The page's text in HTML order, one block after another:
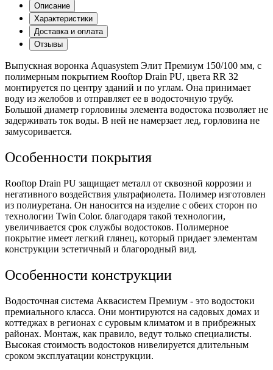
Описание
Характеристики
Доставка и оплата
Отзывы
Выпускная воронка Aquasystem Элит Премиум 150/100 мм, с
полимерным покрытием Rooftop Drain PU, цвета RR 32
монтируется по центру зданий и по углам. Она принимает
воду из желобов и отправляет ее в водосточную трубу.
Большой диаметр горловины элемента водостока позволяет не
задерживать ток воды. В ней не намерзает лед, горловина не
замусоривается.
Особенности покрытия
Rooftop Drain PU защищает металл от сквозной коррозии и
негативного воздействия ультрафиолета. Полимер изготовлен
из полиуретана. Он наносится на изделие с обеих сторон по
технологии Twin Color. благодаря такой технологии,
увеличивается срок службы водостоков. Полимерное
покрытие имеет легкий глянец, который придает элементам
конструкции эстетичный и благородный вид.
Особенности конструкции
Водосточная система Аквасистем Премиум - это водостоки
премиального класса. Они монтируются на садовых домах и
коттеджах в регионах с суровым климатом и в прибрежных
районах. Монтаж, как правило, ведут только специалисты.
Высокая стоимость водостоков нивелируется длительным
сроком эксплуатации конструкции.